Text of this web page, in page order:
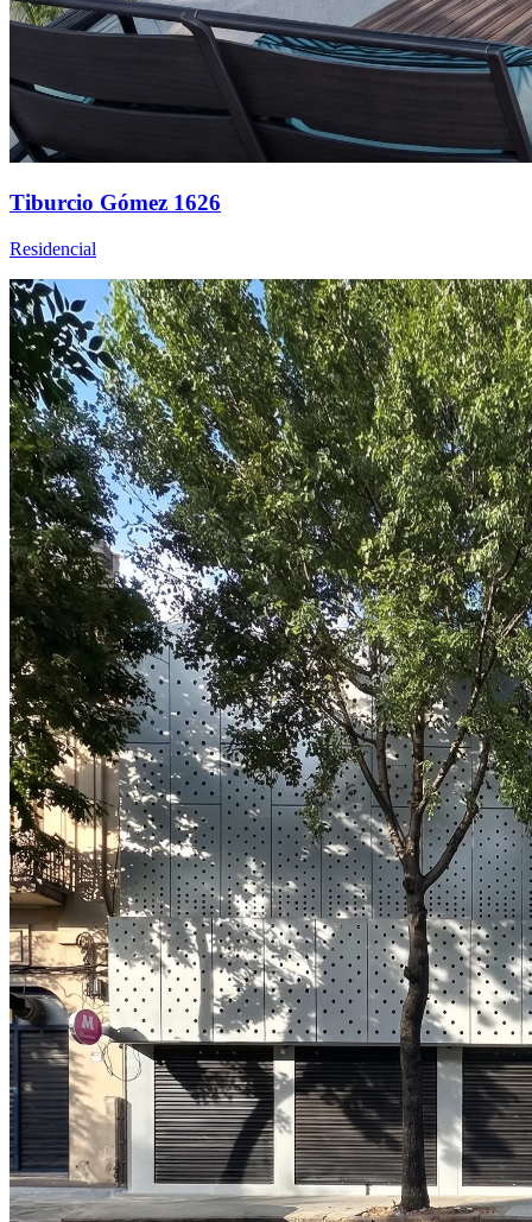
Tiburcio Gómez 1626
Residencial